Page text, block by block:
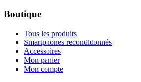
Boutique
Tous les produits
Smartphones reconditionnés
Accessoires
Mon panier
Mon compte